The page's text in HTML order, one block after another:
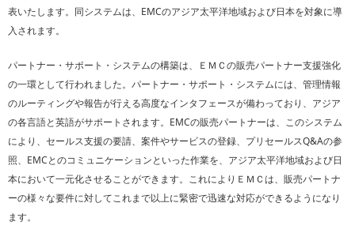
表いたします。同システムは、EMCのアジア太平洋地域および日本を対象に導
入されます。
パートナー・サポート・システムの構築は、ＥＭＣの販売パートナー支援強化
の一環として行われました。パートナー・サポート・システムには、管理情報
のルーティングや報告が行える高度なインタフェースが備わっており、アジア
の各言語と英語がサポートされます。EMCの販売パートナーは、このシステム
により、セールス支援の要請、案件やサービスの登録、プリセールスQ&Aの参
照、EMCとのコミュニケーションといった作業を、アジア太平洋地域および日
本において一元化させることができます。これによりＥＭＣは、販売パートナ
ーの様々な要件に対してこれまで以上に緊密で迅速な対応ができるようになり
ます。